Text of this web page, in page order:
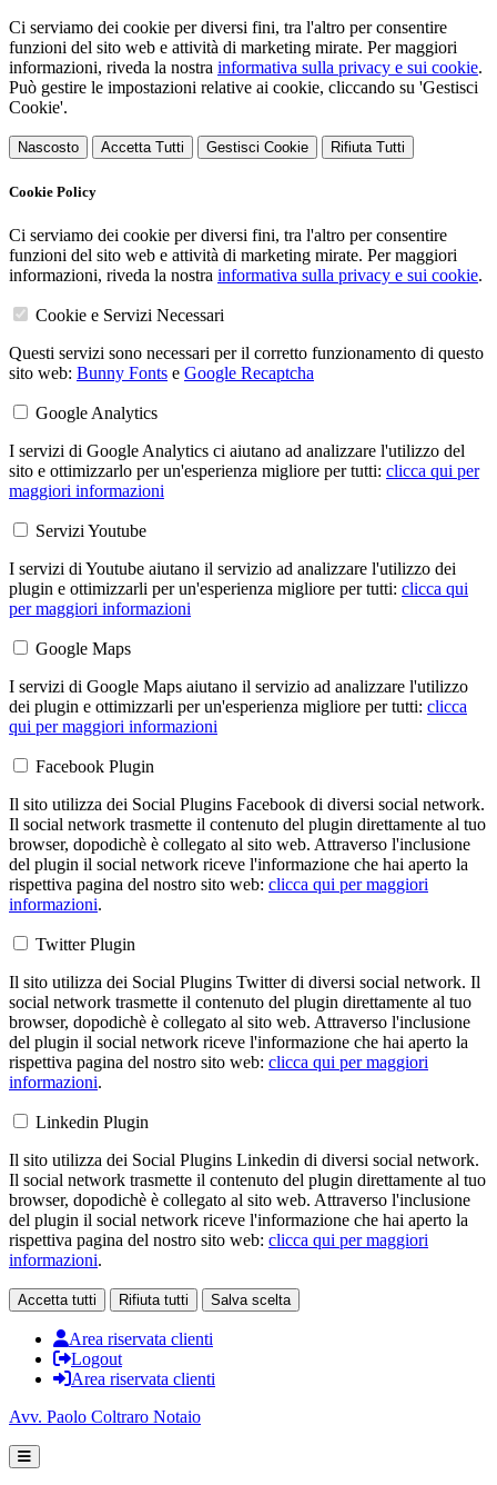
Ci serviamo dei cookie per diversi fini, tra l'altro per consentire
funzioni del sito web e attività di marketing mirate. Per maggiori
informazioni, riveda la nostra informativa sulla privacy e sui cookie.
Può gestire le impostazioni relative ai cookie, cliccando su 'Gestisci
Cookie'.
Nascosto Accetta Tutti Gestisci Cookie Rifiuta Tutti
Cookie Policy
Ci serviamo dei cookie per diversi fini, tra l'altro per consentire
funzioni del sito web e attività di marketing mirate. Per maggiori
informazioni, riveda la nostra informativa sulla privacy e sui cookie.
Cookie e Servizi Necessari
Questi servizi sono necessari per il corretto funzionamento di questo
sito web: Bunny Fonts e Google Recaptcha
Google Analytics
I servizi di Google Analytics ci aiutano ad analizzare l'utilizzo del
sito e ottimizzarlo per un'esperienza migliore per tutti: clicca qui per
maggiori informazioni
Servizi Youtube
I servizi di Youtube aiutano il servizio ad analizzare l'utilizzo dei
plugin e ottimizzarli per un'esperienza migliore per tutti: clicca qui
per maggiori informazioni
Google Maps
I servizi di Google Maps aiutano il servizio ad analizzare l'utilizzo
dei plugin e ottimizzarli per un'esperienza migliore per tutti: clicca
qui per maggiori informazioni
Facebook Plugin
Il sito utilizza dei Social Plugins Facebook di diversi social network.
Il social network trasmette il contenuto del plugin direttamente al tuo
browser, dopodichè è collegato al sito web. Attraverso l'inclusione
del plugin il social network riceve l'informazione che hai aperto la
rispettiva pagina del nostro sito web: clicca qui per maggiori
informazioni.
Twitter Plugin
Il sito utilizza dei Social Plugins Twitter di diversi social network. Il
social network trasmette il contenuto del plugin direttamente al tuo
browser, dopodichè è collegato al sito web. Attraverso l'inclusione
del plugin il social network riceve l'informazione che hai aperto la
rispettiva pagina del nostro sito web: clicca qui per maggiori
informazioni.
Linkedin Plugin
Il sito utilizza dei Social Plugins Linkedin di diversi social network.
Il social network trasmette il contenuto del plugin direttamente al tuo
browser, dopodichè è collegato al sito web. Attraverso l'inclusione
del plugin il social network riceve l'informazione che hai aperto la
rispettiva pagina del nostro sito web: clicca qui per maggiori
informazioni.
Accetta tutti Rifiuta tutti Salva scelta
Area riservata clienti
Logout
Area riservata clienti
Avv. Paolo Coltraro Notaio